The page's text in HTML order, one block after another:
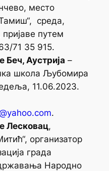
место
среда,
путем
71 35 915.
Беч, Аустрија –
школа Љубомира
11.06.2023.
.
Лесковац,
организатор
града
Народно